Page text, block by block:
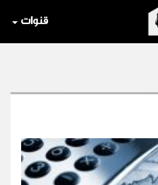
قنوات